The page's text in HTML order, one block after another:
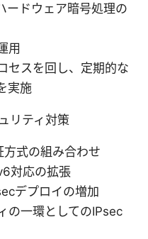
ードウェア暗号処理の
用
セスを回し、定期的な
実施
リティ対策
式の組み合わせ
対応の拡張
デプロイの増加
の一環としてのIPsec